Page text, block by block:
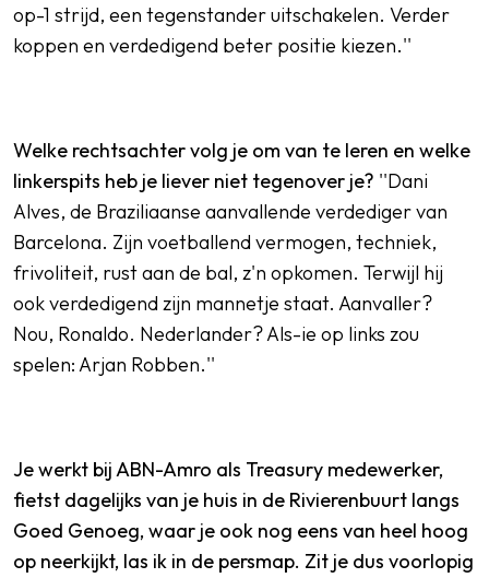
op-1 strijd, een tegenstander uitschakelen. Verder
koppen en verdedigend beter positie kiezen.''
Welke rechtsachter volg je om van te leren en welke
linkerspits heb je liever niet tegenover je? ''Dani
Alves, de Braziliaanse aanvallende verdediger van
Barcelona. Zijn voetballend vermogen, techniek,
frivoliteit, rust aan de bal, z'n opkomen. Terwijl hij
ook verdedigend zijn mannetje staat. Aanvaller?
Nou, Ronaldo. Nederlander? Als-ie op links zou
spelen: Arjan Robben.''
Je werkt bij ABN-Amro als Treasury medewerker,
fietst dagelijks van je huis in de Rivierenbuurt langs
Goed Genoeg, waar je ook nog eens van heel hoog
op neerkijkt, las ik in de persmap. Zit je dus voorlopig